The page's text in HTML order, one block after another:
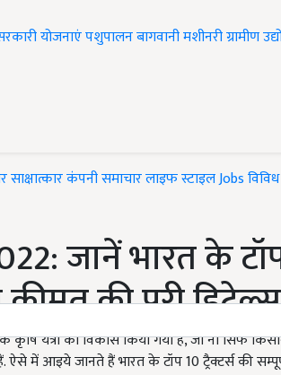
योजनाएंपशुपालनबागवानीमशीनरीग्रामीण
साक्षात्कारकंपनी समाचारलाइफ स्टाइलJobsविविध
जानें भारत के
की पूरी डिटेल्स
यंत्रों का विकास किया गया है, जो ना सिर्फ
में आइये जानते हैं भारत के टॉप 10 ट्रैक्टर्स की